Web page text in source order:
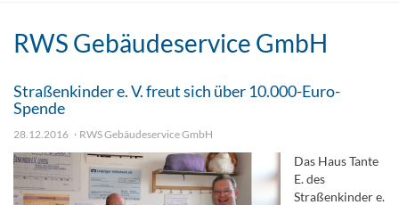
RWS Gebäudeservice GmbH
Straßenkinder e. V. freut sich über 10.000-Euro-
Spende
28.12.2016 RWS Gebäudeservice GmbH
Das Haus Tante
E. des
Straßenkinder e.